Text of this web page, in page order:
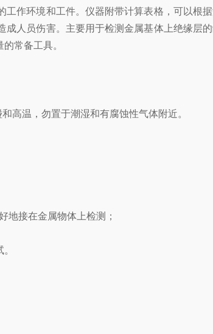
环境和工件。仪器附带计算表格，可以根
人员伤害。主要用于检测金属基体上绝缘层
常备工具。
温，勿置于潮湿和有腐蚀性气体附近。
接在金属物体上检测；